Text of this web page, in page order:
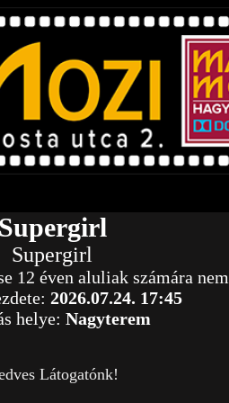
Supergirl
Supergirl
12 éven aluliak számára
2026.07.24. 17:45
helye: Nagyterem
Látogatónk!